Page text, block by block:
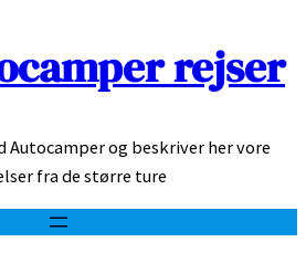
rejser
Autocamper og beskriver her vore
fra de større ture